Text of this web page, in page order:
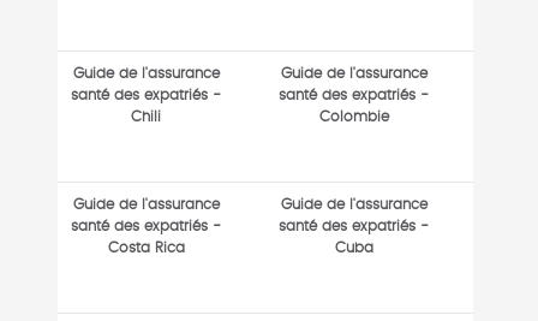
Guide de l'assurance
santé des expatriés -
Chili
Guide de l'assurance
santé des expatriés -
Colombie
Guide de l'assurance
santé des expatriés -
Costa Rica
Guide de l'assurance
santé des expatriés -
Cuba